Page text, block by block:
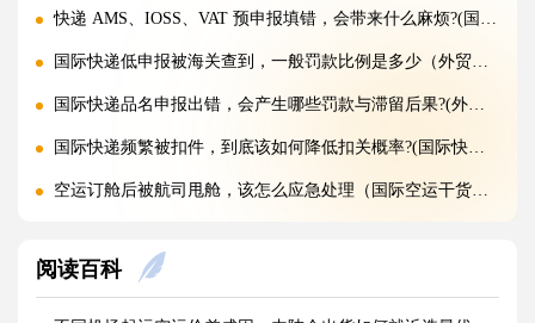
快递 AMS、IOSS、VAT 预申报填错，会带来什么麻烦?(国际快递干货知识分享)
国际快递低申报被海关查到，一般罚款比例是多少（外贸人请注意）
国际快递品名申报出错，会产生哪些罚款与滞留后果?(外贸人请注意)
国际快递频繁被扣件，到底该如何降低扣关概率?(国际快递干货知识分享)
空运订舱后被航司甩舱，该怎么应急处理（国际空运干货知识分享）
加急国际空运真的能提速，靠谱吗?(国际空运干货知识分享)
FBA 空运出现丢件破损，理赔流程怎么走（国际空运干货知识分享）
阅读百科